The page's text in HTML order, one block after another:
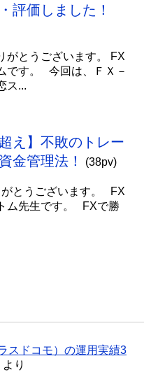
評価しました！
がとうございます。 FX
です。 今回は、ＦＸ－
ス...
え】不敗のトレー
金管理法！
(38pv)
がとうございます。 FX
ム先生です。 FXで勝
スドコモ）の運用実績3
より